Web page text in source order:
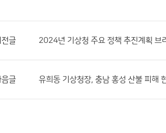
전글 2024년 기상청 주요 정책 추진계획 브
음글 유희동 기상청장, 충남 홍성 산불 피해